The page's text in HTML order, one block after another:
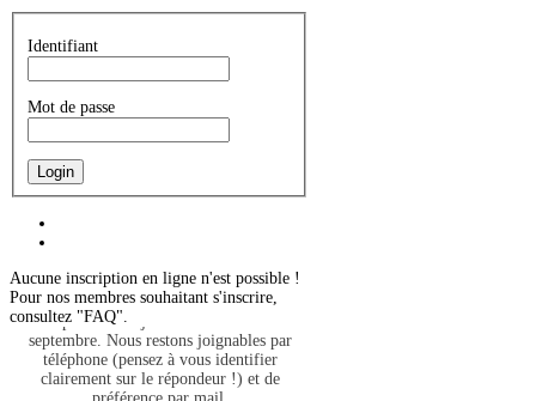
Identifiant
Mot de passe
Aucune inscription en ligne n'est possible !
Pour nos membres souhaitant s'inscrire,
consultez "FAQ".
Les permanences à Duranti seront
suspendues en juillet et août et le 2
septembre. Nous restons joignables par
téléphone (pensez à vous identifier
clairement sur le répondeur !) et de
préférence par mail.